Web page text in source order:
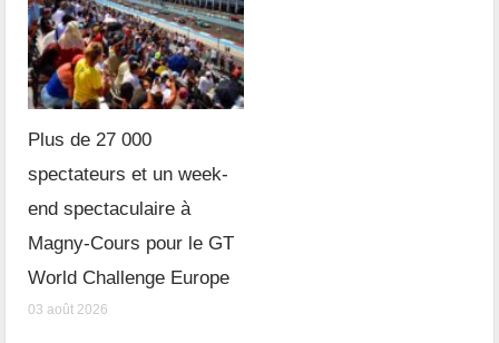
Plus de 27 000
spectateurs et un week-
end spectaculaire à
Magny-Cours pour le GT
World Challenge Europe
03 août 2026